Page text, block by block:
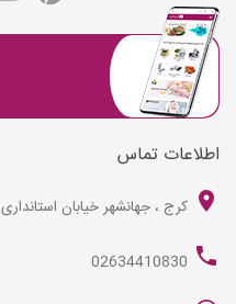
اطلاعات تماس
کرج ، جهانشهر خیابان
02634410830